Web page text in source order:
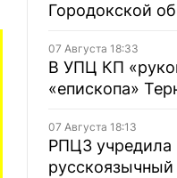
Городокской
07 Августа 18:33
В УПЦ КП
«епископа»
07 Августа 18:13
РПЦЗ учредила
русскоязычный